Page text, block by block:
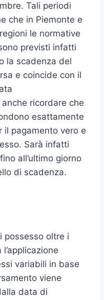
Tali periodi
che in Piemonte e
le normative
previsti infatti
la scadenza del
e coincide con il
anche ricordare che
esattamente
il pagamento vero e
Sarà infatti
all’ultimo giorno
di scadenza.
possesso oltre i
variabili in base
viene
data di